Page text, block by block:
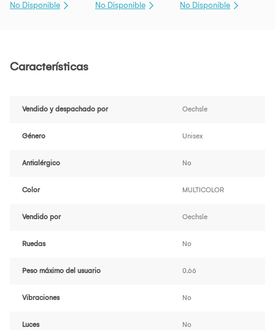
No Disponible
No Disponible
No Disponible
Características
Vendido y despachado por Oechsle
Género Unisex
Antialérgico No
Color MULTICOLOR
Vendido por Oechsle
Ruedas No
Peso máximo del usuario 0.66
Vibraciones No
Luces No